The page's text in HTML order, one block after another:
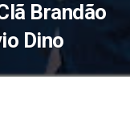
Brandão
Dino